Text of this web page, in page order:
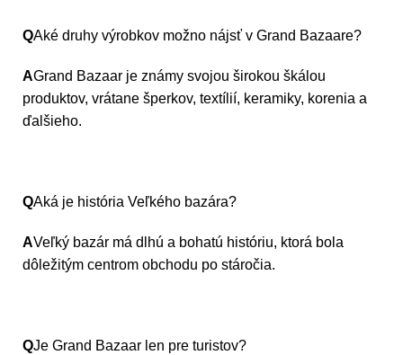
QAké druhy výrobkov možno nájsť v Grand Bazaare?
AGrand Bazaar je známy svojou širokou škálou
produktov, vrátane šperkov, textílií, keramiky, korenia a
ďalšieho.
QAká je história Veľkého bazára?
AVeľký bazár má dlhú a bohatú históriu, ktorá bola
dôležitým centrom obchodu po stáročia.
QJe Grand Bazaar len pre turistov?